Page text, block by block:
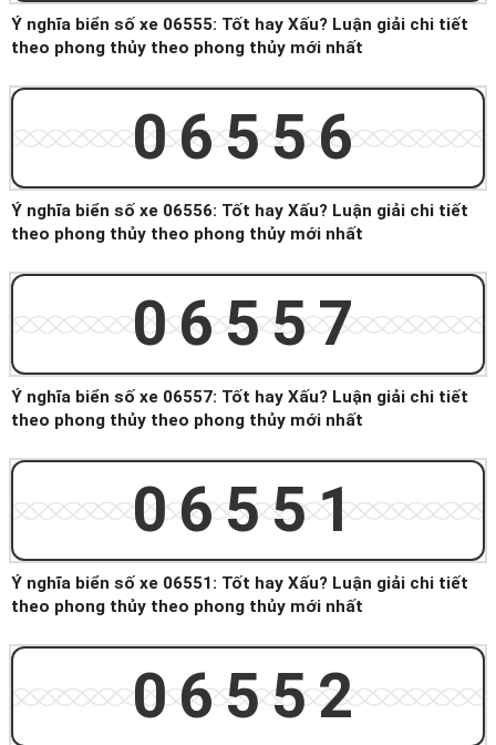
Ý nghĩa biển số xe 06555: Tốt hay Xấu? Luận giải chi tiết
theo phong thủy theo phong thủy mới nhất
06556
Ý nghĩa biển số xe 06556: Tốt hay Xấu? Luận giải chi tiết
theo phong thủy theo phong thủy mới nhất
06557
Ý nghĩa biển số xe 06557: Tốt hay Xấu? Luận giải chi tiết
theo phong thủy theo phong thủy mới nhất
06551
Ý nghĩa biển số xe 06551: Tốt hay Xấu? Luận giải chi tiết
theo phong thủy theo phong thủy mới nhất
06552